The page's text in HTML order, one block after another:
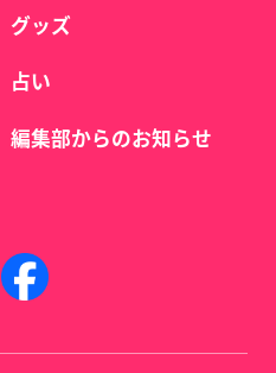
グッズ
占い
編集部からのお知らせ